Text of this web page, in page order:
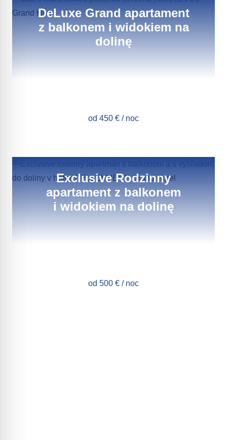
DeLuxe Grand apartament
z balkonem i widokiem na
dolinę
od 450 € / noc
Exclusive Rodzinny
apartament z balkonem
i widokiem na dolinę
od 500 € / noc